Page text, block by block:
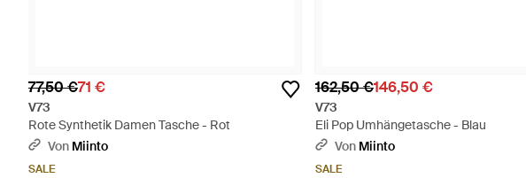
77,50 €71 €
V73
Rote Synthetik Damen Tasche - Rot
Von Miinto
SALE
162,50 €146,50 €
V73
Eli Pop Umhängetasche - Blau
Von Miinto
SALE